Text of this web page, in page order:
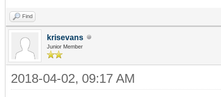
Find
krisevans
Junior Member
2018-04-02, 09:17 AM